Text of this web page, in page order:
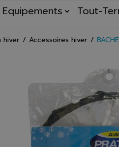
Equipements Tout-
hiver Accessoires hiver